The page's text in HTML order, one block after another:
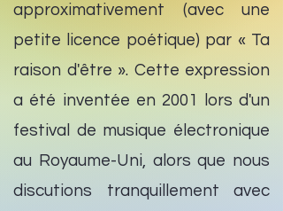
approximativement (avec une
petite licence poétique) par « Ta
raison d'être ». Cette expression
a été inventée en 2001 lors d'un
festival de musique électronique
au Royaume-Uni, alors que nous
discutions tranquillement avec